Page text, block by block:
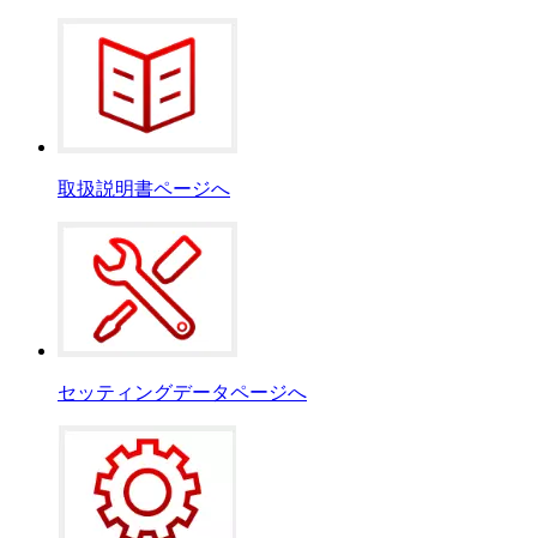
取扱説明書ページへ
セッティングデータページへ